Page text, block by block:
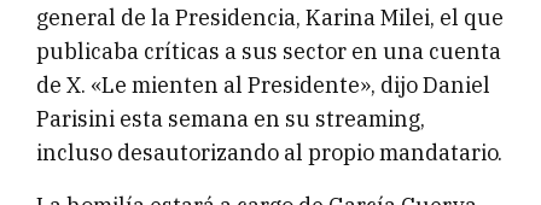
general de la Presidencia, Karina Milei, el que
publicaba críticas a sus sector en una cuenta
de X. «Le mienten al Presidente», dijo Daniel
Parisini esta semana en su streaming,
incluso desautorizando al propio mandatario.